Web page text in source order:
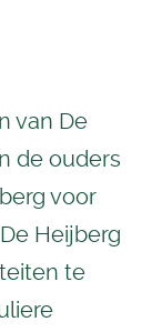
van De
de ouders
voor
Heijberg
te